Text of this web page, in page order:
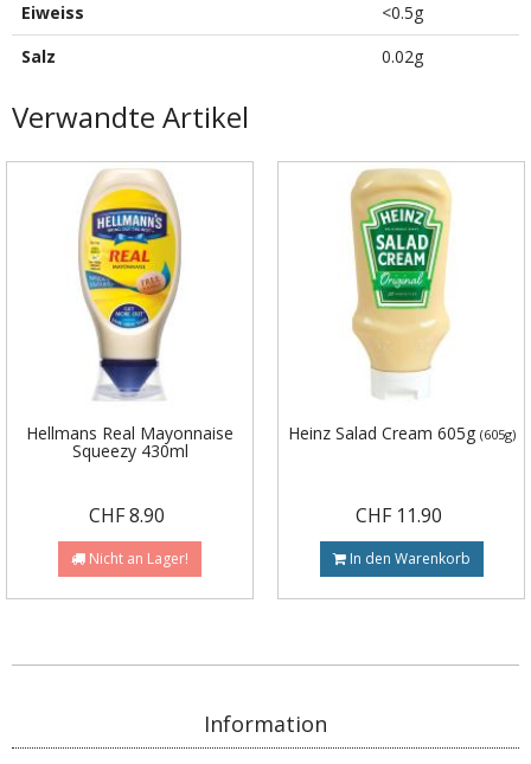
Eiweiss
<0.5g
Salz
0.02g
Verwandte Artikel
Hellmans Real Mayonnaise
Squeezy 430ml
CHF 8.90
Nicht an Lager!
Heinz Salad Cream 605g (605g)
CHF 11.90
In den Warenkorb
Information